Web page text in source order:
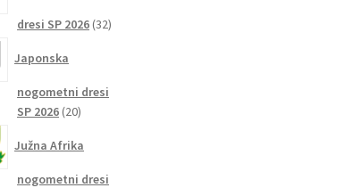
dresi SP 2026 3232
Japonska
nogometni dresi
SP 2026 2020
Južna Afrika
nogometni dresi